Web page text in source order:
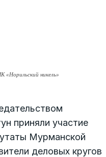
никель»
приняли участие
Мурманской
деловых кругов